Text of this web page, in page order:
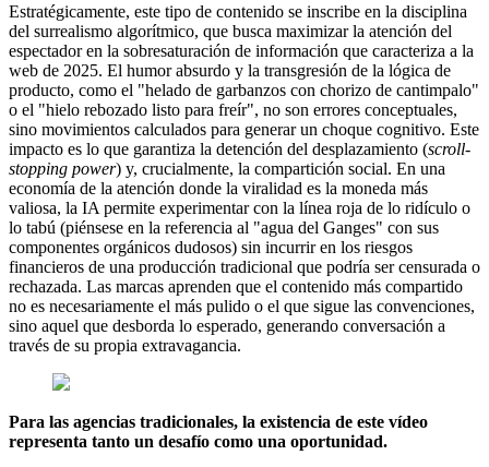
Estratégicamente, este tipo de contenido se inscribe en la disciplina
del surrealismo algorítmico, que busca maximizar la atención del
espectador en la sobresaturación de información que caracteriza a la
web de 2025. El humor absurdo y la transgresión de la lógica de
producto, como el "helado de garbanzos con chorizo de cantimpalo"
o el "hielo rebozado listo para freír", no son errores conceptuales,
sino movimientos calculados para generar un choque cognitivo. Este
impacto es lo que garantiza la detención del desplazamiento (scroll-
stopping power) y, crucialmente, la compartición social. En una
economía de la atención donde la viralidad es la moneda más
valiosa, la IA permite experimentar con la línea roja de lo ridículo o
lo tabú (piénsese en la referencia al "agua del Ganges" con sus
componentes orgánicos dudosos) sin incurrir en los riesgos
financieros de una producción tradicional que podría ser censurada o
rechazada. Las marcas aprenden que el contenido más compartido
no es necesariamente el más pulido o el que sigue las convenciones,
sino aquel que desborda lo esperado, generando conversación a
través de su propia extravagancia.
Para las agencias tradicionales, la existencia de este vídeo
representa tanto un desafío como una oportunidad.